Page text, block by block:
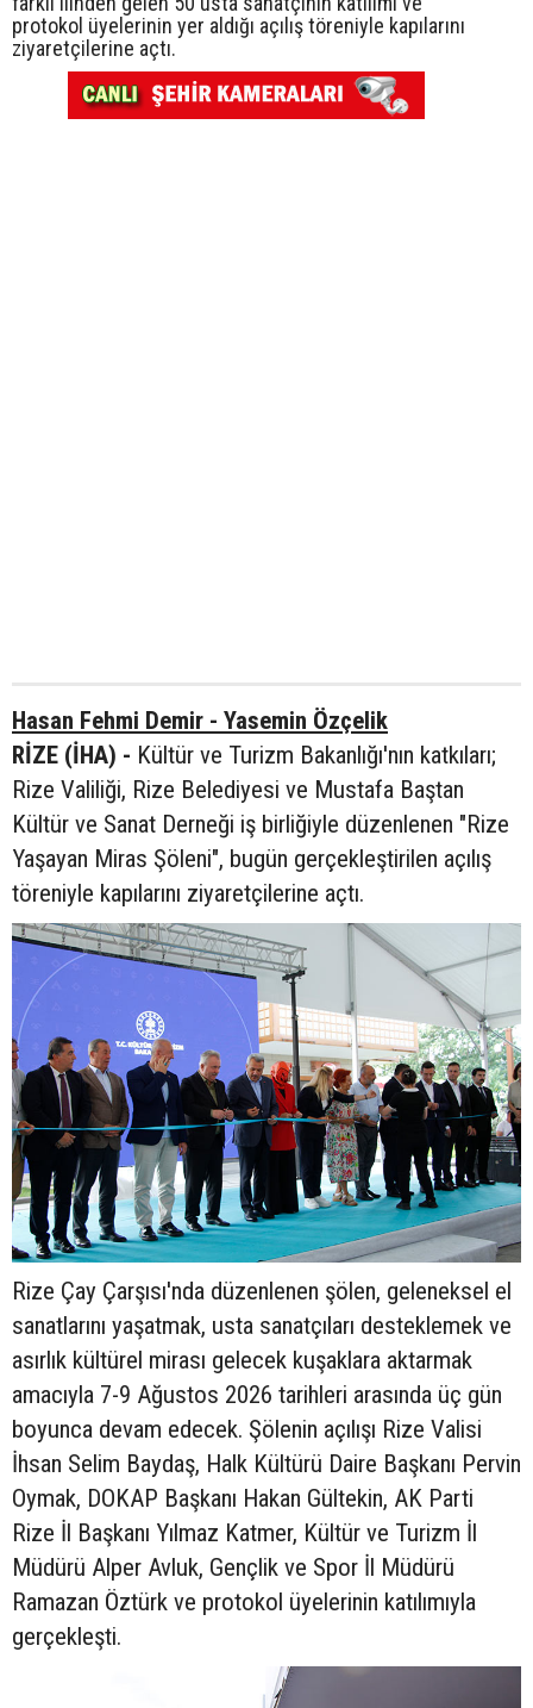
protokol üyelerinin yer aldığı açılış töreniyle kapılarını
ziyaretçilerine açtı.
Hasan Fehmi Demir - Yasemin Özçelik
RİZE (İHA) - Kültür ve Turizm Bakanlığı'nın katkıları;
Rize Valiliği, Rize Belediyesi ve Mustafa Baştan
Kültür ve Sanat Derneği iş birliğiyle düzenlenen "Rize
Yaşayan Miras Şöleni", bugün gerçekleştirilen açılış
töreniyle kapılarını ziyaretçilerine açtı.
Rize Çay Çarşısı'nda düzenlenen şölen, geleneksel el
sanatlarını yaşatmak, usta sanatçıları desteklemek ve
asırlık kültürel mirası gelecek kuşaklara aktarmak
amacıyla 7-9 Ağustos 2026 tarihleri arasında üç gün
boyunca devam edecek. Şölenin açılışı Rize Valisi
İhsan Selim Baydaş, Halk Kültürü Daire Başkanı Pervin
Oymak, DOKAP Başkanı Hakan Gültekin, AK Parti
Rize İl Başkanı Yılmaz Katmer, Kültür ve Turizm İl
Müdürü Alper Avluk, Gençlik ve Spor İl Müdürü
Ramazan Öztürk ve protokol üyelerinin katılımıyla
gerçekleşti.